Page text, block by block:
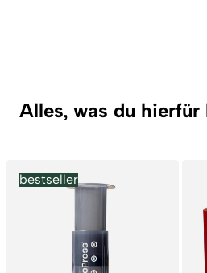
Alles, was du hierfür
bestseller